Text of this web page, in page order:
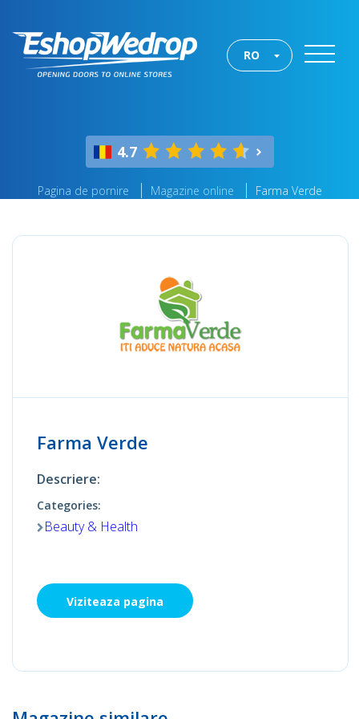
RO
4.7
Pagina de pornire Magazine online Farma Verde
Farma Verde
Descriere:
Categories:
Beauty & Health
Viziteaza pagina